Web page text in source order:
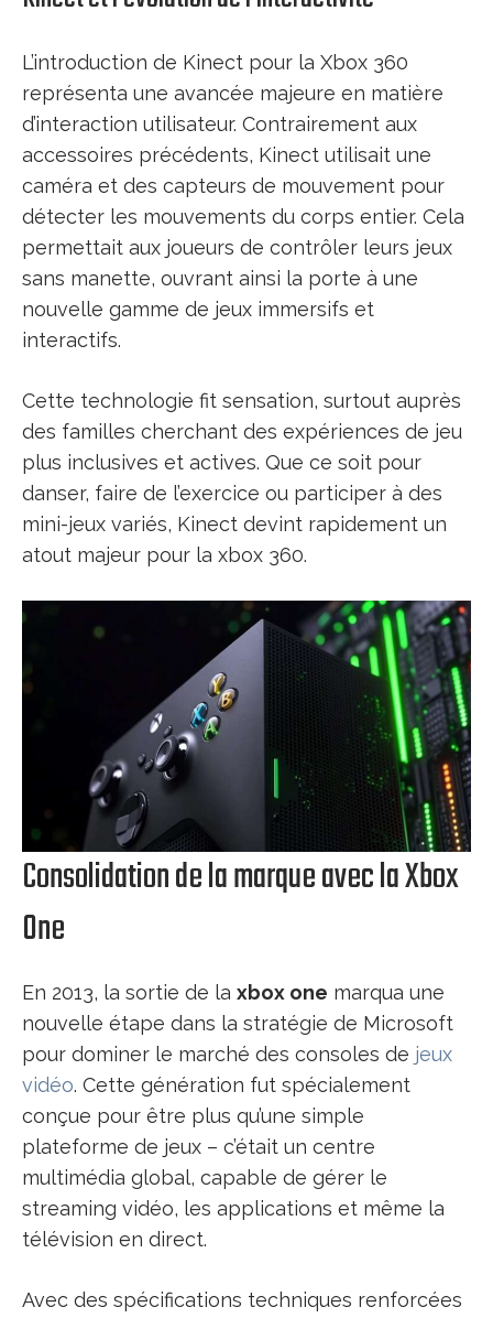
L’introduction de Kinect pour la Xbox 360
représenta une avancée majeure en matière
d’interaction utilisateur. Contrairement aux
accessoires précédents, Kinect utilisait une
caméra et des capteurs de mouvement pour
détecter les mouvements du corps entier. Cela
permettait aux joueurs de contrôler leurs jeux
sans manette, ouvrant ainsi la porte à une
nouvelle gamme de jeux immersifs et
interactifs.
Cette technologie fit sensation, surtout auprès
des familles cherchant des expériences de jeu
plus inclusives et actives. Que ce soit pour
danser, faire de l’exercice ou participer à des
mini-jeux variés, Kinect devint rapidement un
atout majeur pour la xbox 360.
Consolidation de la marque avec la Xbox
One
En 2013, la sortie de la xbox one marqua une
nouvelle étape dans la stratégie de Microsoft
pour dominer le marché des consoles de jeux
vidéo. Cette génération fut spécialement
conçue pour être plus qu’une simple
plateforme de jeux – c’était un centre
multimédia global, capable de gérer le
streaming vidéo, les applications et même la
télévision en direct.
Avec des spécifications techniques renforcées